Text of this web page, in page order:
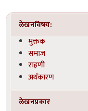
लेखनविषय:
मुक्तक
समाज
राहणी
अर्थकारण
लेखनप्रकार